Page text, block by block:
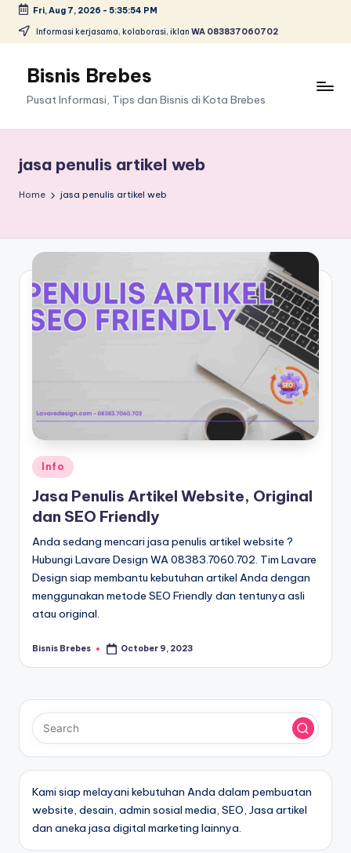
Skip
content
Fri, Aug 7, 2026 - 5:35:54 PM
Informasi kerjasama, kolaborasi, iklan WA 083837060702
Bisnis Brebes
Pusat Informasi, Tips dan Bisnis di Kota Brebes
jasa penulis artikel web
Home jasa penulis artikel web
Posted
in
Info
Jasa Penulis Artikel Website, Original
dan SEO Friendly
Anda sedang mencari jasa penulis artikel website ?
Hubungi Lavare Design WA 08383.7060.702. Tim Lavare
Design siap membantu kebutuhan artikel Anda dengan
menggunakan metode SEO Friendly dan tentunya asli
atau original.
Posted
Bisnis Brebes October 9, 2023
Kami siap melayani kebutuhan Anda dalam pembuatan
website, desain, admin sosial media, SEO, Jasa artikel
dan aneka jasa digital marketing lainnya.